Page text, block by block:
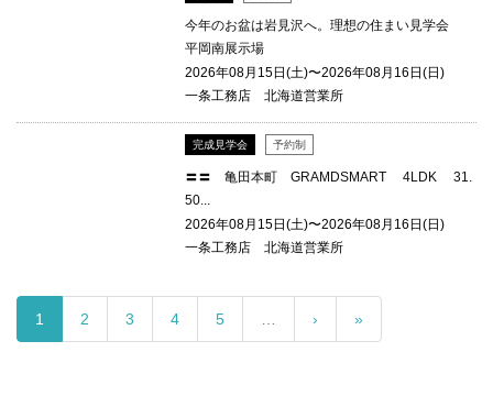
今年のお盆は岩見沢へ。理想の住まい見学会
平岡南展示場
2026年08月15日(土)〜2026年08月16日(日)
一条工務店 北海道営業所
完成見学会 予約制
〓〓 亀田本町 GRAMDSMART 4LDK 31.
50...
2026年08月15日(土)〜2026年08月16日(日)
一条工務店 北海道営業所
1 2 3 4 5 › »